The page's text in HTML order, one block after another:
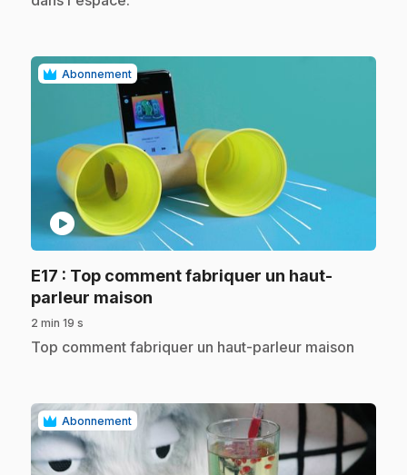
Abonnement
play_circle
E17 : Top comment fabriquer un haut-
parleur maison
2 min 19 s
.Top comment fabriquer un haut-parleur maison
Abonnement